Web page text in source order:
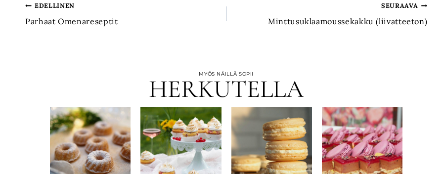
Artikkelien
selaus
EDELLINEN
Parhaat Omenareseptit
SEURAAVA
Minttusuklaamoussekakku (liivatteeton)
MYÖS NÄILLÄ SOPII
HERKUTELLA